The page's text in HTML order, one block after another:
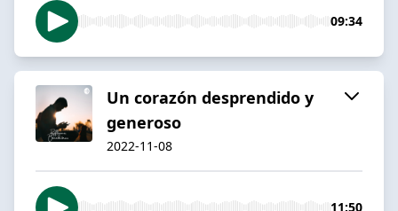
09:34
Un corazón desprendido y
generoso
2022-11-08
11:50